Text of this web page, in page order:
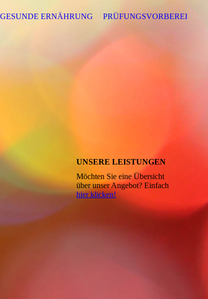
GESUNDE ERNÄHRUNG
UNSERE LEISTUNGEN
Möchten Sie eine Übersicht
über unser Angebot? Einfach
hier klicken!